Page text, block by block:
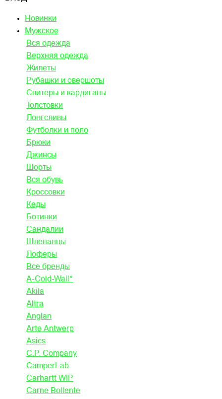
Новинки
Мужское
Вся одежда
Верхняя одежда
Жилеты
Рубашки и овершоты
Свитеры и кардиганы
Толстовки
Лонгсливы
Футболки и поло
Брюки
Джинсы
Шорты
Вся обувь
Кроссовки
Кеды
Ботинки
Сандалии
Шлепанцы
Лоферы
Все бренды
A-Cold-Wall*
Akila
Altra
Anglan
Arte Antwerp
Asics
C.P. Company
CamperLab
Carhartt WIP
Carne Bollente